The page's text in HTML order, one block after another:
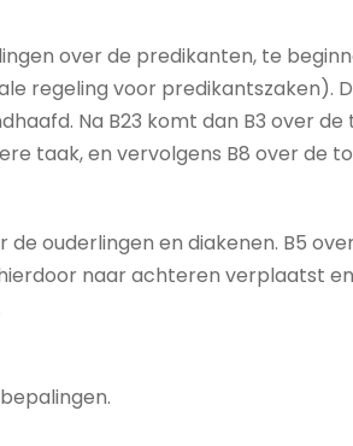
over de predikanten, te
regeling voor predikantszaken).
Na B23 komt dan B3 over
taak, en vervolgens B8 over de
ouderlingen en diakenen. B5
naar achteren verplaatst